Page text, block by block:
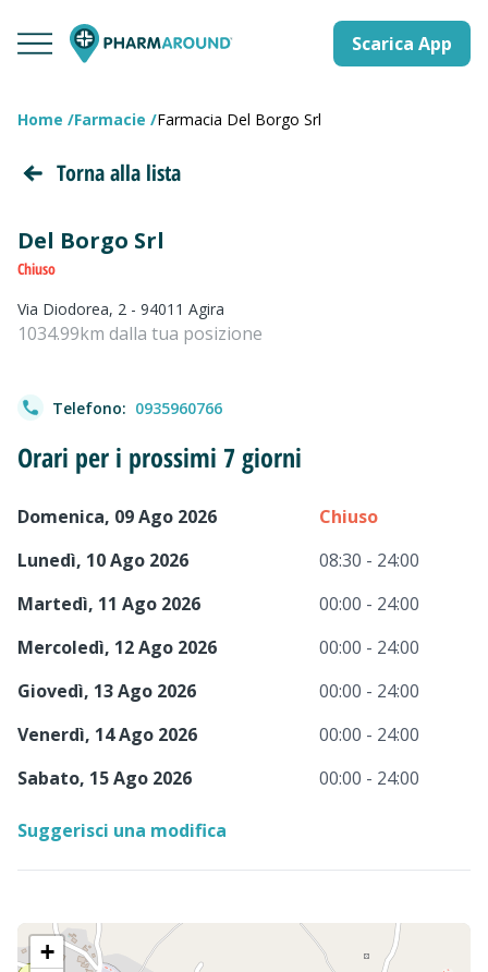
Scarica App
Home Farmacie Farmacia Del Borgo Srl
Torna alla lista
Del Borgo Srl
Chiuso
Via Diodorea, 2 - 94011 Agira
1034.99km dalla tua posizione
Telefono: 0935960766
Orari per i prossimi 7 giorni
Domenica, 09 Ago 2026
Chiuso
Lunedì, 10 Ago 2026
08:30 - 24:00
Martedì, 11 Ago 2026
00:00 - 24:00
Mercoledì, 12 Ago 2026
00:00 - 24:00
Giovedì, 13 Ago 2026
00:00 - 24:00
Venerdì, 14 Ago 2026
00:00 - 24:00
Sabato, 15 Ago 2026
00:00 - 24:00
Suggerisci una modifica
+